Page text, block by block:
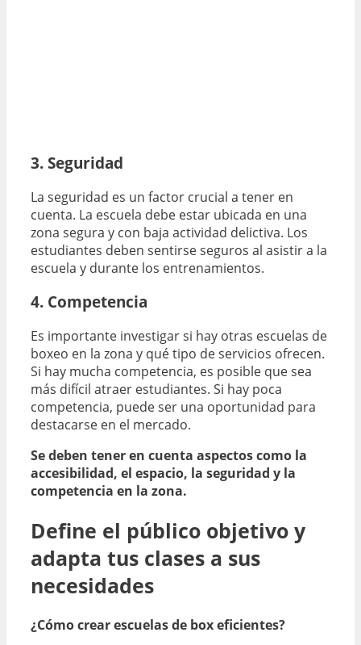
3. Seguridad
La seguridad es un factor crucial a tener en
cuenta. La escuela debe estar ubicada en una
zona segura y con baja actividad delictiva. Los
estudiantes deben sentirse seguros al asistir a la
escuela y durante los entrenamientos.
4. Competencia
Es importante investigar si hay otras escuelas de
boxeo en la zona y qué tipo de servicios ofrecen.
Si hay mucha competencia, es posible que sea
más difícil atraer estudiantes. Si hay poca
competencia, puede ser una oportunidad para
destacarse en el mercado.
Se deben tener en cuenta aspectos como la
accesibilidad, el espacio, la seguridad y la
competencia en la zona.
Define el público objetivo y
adapta tus clases a sus
necesidades
¿Cómo crear escuelas de box eficientes?